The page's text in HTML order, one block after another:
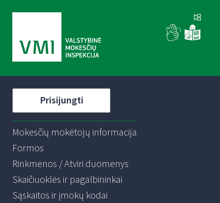
Prisijungti
Mokesčių mokėtojų informacija
Formos
Rinkmenos / Atviri duomenys
Skaičiuoklės ir pagalbininkai
Sąskaitos ir įmokų kodai